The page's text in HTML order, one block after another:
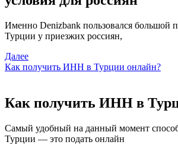
Именно Denizbank пользовался большой
Турции у приезжих россиян,
Далее
Как получить ИНН в Турции онлайн?
Как получить ИНН в
Самый удобный на данный момент
Турции — это подать онлайн